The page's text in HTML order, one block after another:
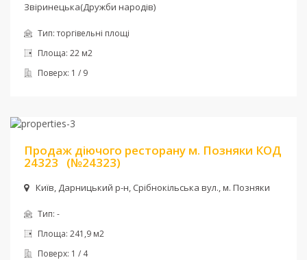
Звіринецька(Дружби народів)
Тип:торгівельні площі
Площа: 22 м2
Поверх: 1 / 9
Продаж діючого ресторану м. Позняки КОД
24323 (№24323)
Київ, Дарницький р-н, Срібнокільська вул., м. Позняки
Тип: -
Площа: 241,9 м2
Поверх: 1 / 4